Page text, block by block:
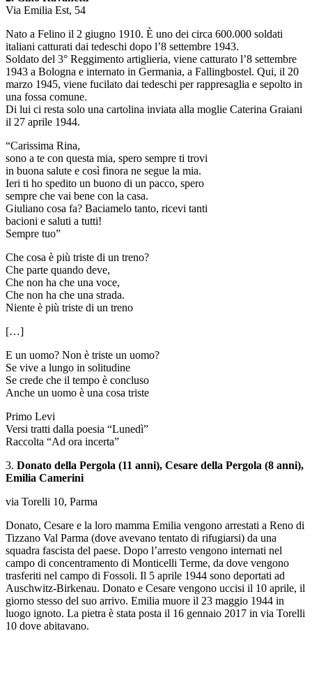
Via Emilia Est, 54
Nato a Felino il 2 giugno 1910. È uno dei circa 600.000 soldati
italiani catturati dai tedeschi dopo l’8 settembre 1943.
Soldato del 3° Reggimento artiglieria, viene catturato l’8 settembre
1943 a Bologna e internato in Germania, a Fallingbostel. Qui, il 20
marzo 1945, viene fucilato dai tedeschi per rappresaglia e sepolto in
una fossa comune.
Di lui ci resta solo una cartolina inviata alla moglie Caterina Graiani
il 27 aprile 1944.
“Carissima Rina,
sono a te con questa mia, spero sempre ti trovi
in buona salute e così finora ne segue la mia.
Ieri ti ho spedito un buono di un pacco, spero
sempre che vai bene con la casa.
Giuliano cosa fa? Baciamelo tanto, ricevi tanti
bacioni e saluti a tutti!
Sempre tuo”
Che cosa è più triste di un treno?
Che parte quando deve,
Che non ha che una voce,
Che non ha che una strada.
Niente è più triste di un treno
[…]
E un uomo? Non è triste un uomo?
Se vive a lungo in solitudine
Se crede che il tempo è concluso
Anche un uomo è una cosa triste
Primo Levi
Versi tratti dalla poesia “Lunedì”
Raccolta “Ad ora incerta”
3. Donato della Pergola (11 anni), Cesare della Pergola (8 anni),
Emilia Camerini
via Torelli 10, Parma
Donato, Cesare e la loro mamma Emilia vengono arrestati a Reno di
Tizzano Val Parma (dove avevano tentato di rifugiarsi) da una
squadra fascista del paese. Dopo l’arresto vengono internati nel
campo di concentramento di Monticelli Terme, da dove vengono
trasferiti nel campo di Fossoli. Il 5 aprile 1944 sono deportati ad
Auschwitz-Birkenau. Donato e Cesare vengono uccisi il 10 aprile, il
giorno stesso del suo arrivo. Emilia muore il 23 maggio 1944 in
luogo ignoto. La pietra è stata posta il 16 gennaio 2017 in via Torelli
10 dove abitavano.